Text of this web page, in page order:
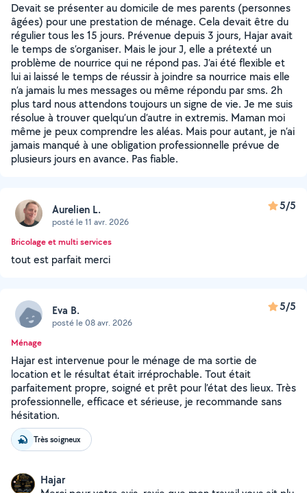
Devait se présenter au domicile de mes parents (personnes
âgées) pour une prestation de ménage. Cela devait être du
régulier tous les 15 jours. Prévenue depuis 3 jours, Hajar avait
le temps de s’organiser. Mais le jour J, elle a prétexté un
problème de nourrice qui ne répond pas. J’ai été flexible et
lui ai laissé le temps de réussir à joindre sa nourrice mais elle
n’a jamais lu mes messages ou même répondu par sms. 2h
plus tard nous attendons toujours un signe de vie. Je me suis
résolue à trouver quelqu’un d’autre in extremis. Maman moi
même je peux comprendre les aléas. Mais pour autant, je n’ai
jamais manqué à une obligation professionnelle prévue de
plusieurs jours en avance. Pas fiable.
Aurelien L.
posté le 11 avr. 2026
5/5
Bricolage et multi services
tout est parfait merci
Eva B.
posté le 08 avr. 2026
5/5
Ménage
Hajar est intervenue pour le ménage de ma sortie de
location et le résultat était irréprochable. Tout était
parfaitement propre, soigné et prêt pour l’état des lieux. Très
professionnelle, efficace et sérieuse, je recommande sans
hésitation.
Très soigneux
Hajar